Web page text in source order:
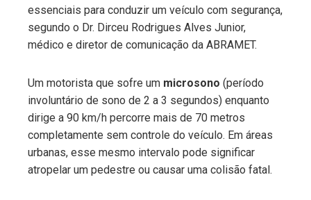
essenciais para conduzir um veículo com segurança,
segundo o Dr. Dirceu Rodrigues Alves Junior,
médico e diretor de comunicação da ABRAMET.
Um motorista que sofre um microsono (período
involuntário de sono de 2 a 3 segundos) enquanto
dirige a 90 km/h percorre mais de 70 metros
completamente sem controle do veículo. Em áreas
urbanas, esse mesmo intervalo pode significar
atropelar um pedestre ou causar uma colisão fatal.